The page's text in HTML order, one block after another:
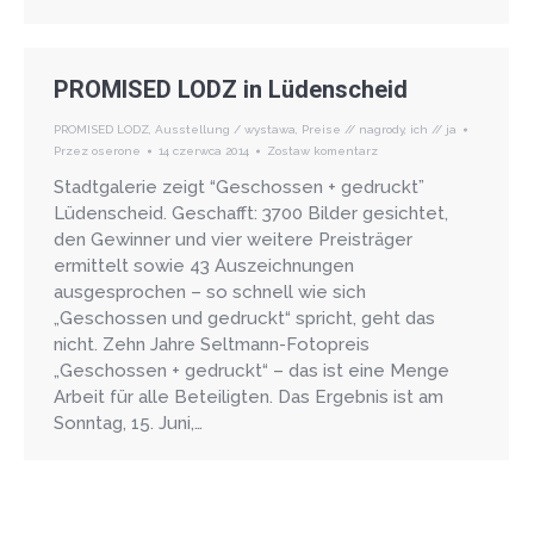
PROMISED LODZ in Lüdenscheid
PROMISED LODZ Ausstellung / wystawa Preise // nagrody, ich // ja
Przez oserone 14 czerwca 2014 Zostaw komentarz
Stadtgalerie zeigt “Geschossen + gedruckt”
Lüdenscheid. Geschafft: 3700 Bilder gesichtet,
den Gewinner und vier weitere Preisträger
ermittelt sowie 43 Auszeichnungen
ausgesprochen – so schnell wie sich
„Geschossen und gedruckt“ spricht, geht das
nicht. Zehn Jahre Seltmann-Fotopreis
„Geschossen + gedruckt“ – das ist eine Menge
Arbeit für alle Beteiligten. Das Ergebnis ist am
Sonntag, 15. Juni,…